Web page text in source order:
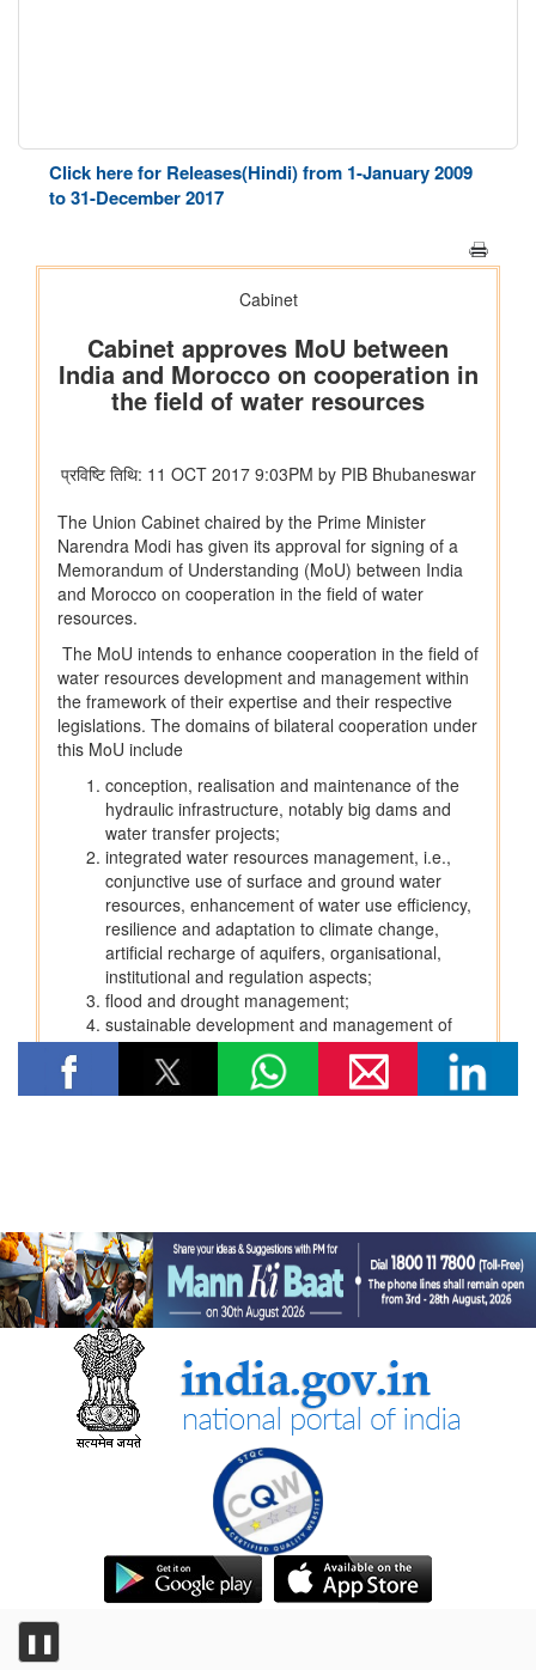
Click here for Releases(Hindi) from 1-January 2009
to 31-December 2017
❚❚